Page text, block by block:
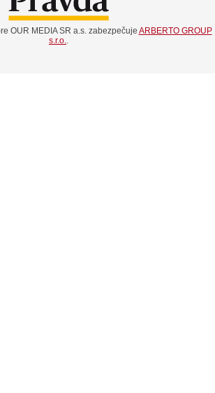
OUR MEDIA SR a.s. zabezpečuje ARBERTO GROUP
s.r.o..